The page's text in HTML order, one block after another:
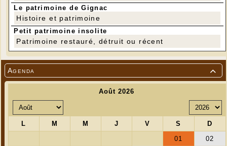

Agenda
Le patrimoine de Gignac
Histoire et patrimoine
Petit patrimoine insolite
Patrimoine restauré, détruit ou récent